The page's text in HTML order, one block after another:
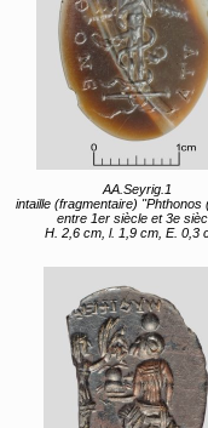
AA.Seyrig.1
intaille (fragmentaire) "Phthonos (l'envie) ou le
entre 1er siècle et 3e
H. 2,6 cm, l. 1,9 cm, E. 0,3